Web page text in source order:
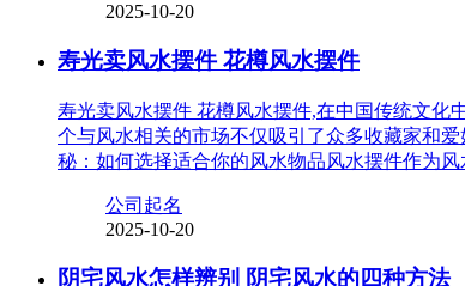
2025-10-20
寿光卖风水摆件 花樽风水摆件
寿光卖风水摆件 花樽风水摆件,在中国传统文化
个与风水相关的市场不仅吸引了众多收藏家和
秘：如何选择适合你的风水物品风水摆件作为
公司起名
2025-10-20
阴宅风水怎样辨别 阴宅风水的四种方法